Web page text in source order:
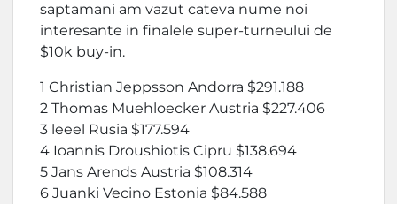
saptamani am vazut cateva nume noi
interesante in finalele super-turneului de
$10k buy-in.
1 Christian Jeppsson Andorra $291.188
2 Thomas Muehloecker Austria $227.406
3 leeel Rusia $177.594
4 Ioannis Droushiotis Cipru $138.694
5 Jans Arends Austria $108.314
6 Juanki Vecino Estonia $84.588